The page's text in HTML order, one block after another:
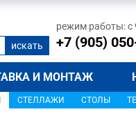
режим работы: с
+7 (905)
И МОНТАЖ
СТЕЛЛАЖИ СТОЛЫ